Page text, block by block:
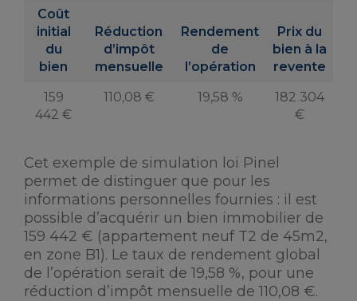
Coût
initial
du
bien
Réduction
d’impôt
mensuelle
Rendement
de
l’opération
Prix du
bien à la
revente
159
442 €
110,08 € 19,58 %
182 304
€
Cet exemple de simulation loi Pinel
permet de distinguer que pour les
informations personnelles fournies : il est
possible d’acquérir un bien immobilier de
159 442 € (appartement neuf T2 de 45m2,
en zone B1). Le taux de rendement global
de l’opération serait de 19,58 %, pour une
réduction d’impôt mensuelle de 110,08 €.